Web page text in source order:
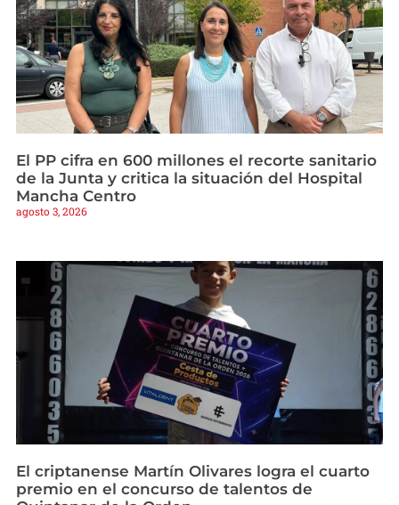
El PP cifra en 600 millones el recorte sanitario
de la Junta y critica la situación del Hospital
Mancha Centro
agosto 3, 2026
El criptanense Martín Olivares logra el cuarto
premio en el concurso de talentos de